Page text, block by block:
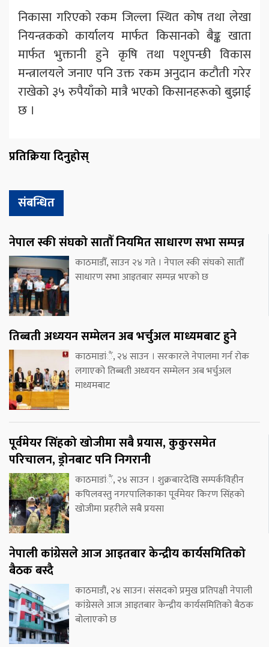
निकासा गरिएको रकम जिल्ला स्थित कोष तथा लेखा
नियन्त्रकको कार्यालय मार्फत किसानको बैङ्क खाता
मार्फत भुक्तानी हुने कृषि तथा पशुपन्छी विकास
मन्त्रालयले जनाए पनि उक्त रकम अनुदान कटौती गरेर
राखेको ३५ रुपैयाँको मात्रै भएको किसानहरूको बुझाई
छ ।
प्रतिक्रिया दिनुहोस्
संबन्धित
नेपाल स्की संघको सातौँ नियमित साधारण सभा सम्पन्न
काठमाडौँ, साउन २४ गते । नेपाल स्की संघको सातौँ
साधारण सभा आइतबार सम्पन्न भएको छ
तिब्बती अध्ययन सम्मेलन अब भर्चुअल माध्यमबाट हुने
काठमाडांैं, २४ साउन । सरकारले नेपालमा गर्न रोक
लगाएको तिब्बती अध्ययन सम्मेलन अब भर्चुअल
माध्यमबाट
पूर्वमेयर सिंहको खोजीमा सबै प्रयास, कुकुरसमेत
परिचालन, ड्रोनबाट पनि निगरानी
काठमाडांैं, २४ साउन । शुक्रबारदेखि सम्पर्कविहीन
कपिलवस्तु नगरपालिकाका पूर्वमेयर किरण सिंहको
खोजीमा प्रहरीले सबै प्रयसा
नेपाली कांग्रेसले आज आइतबार केन्द्रीय कार्यसमितिको
बैठक बस्दै
काठमाडौं, २४ साउन। संसदको प्रमुख प्रतिपक्षी नेपाली
कांग्रेसले आज आइतबार केन्द्रीय कार्यसमितिको बैठक
बोलाएको छ